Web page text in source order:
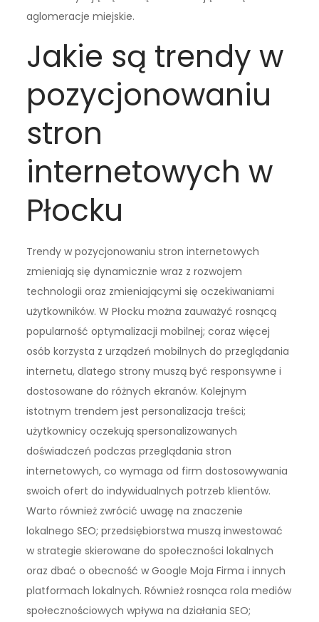
aglomeracje miejskie.
Jakie są trendy w
pozycjonowaniu
stron
internetowych w
Płocku
Trendy w pozycjonowaniu stron internetowych
zmieniają się dynamicznie wraz z rozwojem
technologii oraz zmieniającymi się oczekiwaniami
użytkowników. W Płocku można zauważyć rosnącą
popularność optymalizacji mobilnej; coraz więcej
osób korzysta z urządzeń mobilnych do przeglądania
internetu, dlatego strony muszą być responsywne i
dostosowane do różnych ekranów. Kolejnym
istotnym trendem jest personalizacja treści;
użytkownicy oczekują spersonalizowanych
doświadczeń podczas przeglądania stron
internetowych, co wymaga od firm dostosowywania
swoich ofert do indywidualnych potrzeb klientów.
Warto również zwrócić uwagę na znaczenie
lokalnego SEO; przedsiębiorstwa muszą inwestować
w strategie skierowane do społeczności lokalnych
oraz dbać o obecność w Google Moja Firma i innych
platformach lokalnych. Również rosnąca rola mediów
społecznościowych wpływa na działania SEO;